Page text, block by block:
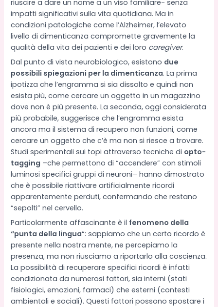
riuscire a dare un nome a un viso familiare- senza
impatti significativi sulla vita quotidiana. Ma in
condizioni patologiche come l’Alzheimer, l’elevato
livello di dimenticanza compromette gravemente la
qualità della vita dei pazienti e dei loro caregiver.
Dal punto di vista neurobiologico, esistono due
possibili spiegazioni per la dimenticanza. La prima
ipotizza che l’engramma si sia dissolto e quindi non
esista più, come cercare un oggetto in un magazzino
dove non è più presente. La seconda, oggi considerata
più probabile, suggerisce che l’engramma esista
ancora ma il sistema di recupero non funzioni, come
cercare un oggetto che c’è ma non si riesce a trovare.
Studi sperimentali sui topi attraverso tecniche di opto-
tagging –che permettono di “accendere” con stimoli
luminosi specifici gruppi di neuroni– hanno dimostrato
che è possibile riattivare artificialmente ricordi
apparentemente perduti, confermando che restano
“sepolti” nel cervello.
Particolarmente affascinante è il fenomeno della
“punta della lingua“: sappiamo che un certo ricordo è
presente nella nostra mente, ne percepiamo la
presenza, ma non riusciamo a riportarlo alla coscienza.
La possibilità di recuperare specifici ricordi è infatti
condizionata da numerosi fattori, sia interni (stati
fisiologici, emozioni, farmaci) che esterni (contesti
ambientali e sociali). Questi fattori possono spostare i